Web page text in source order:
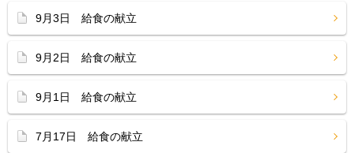
9月3日 給食の献立
9月2日 給食の献立
9月1日 給食の献立
7月17日 給食の献立